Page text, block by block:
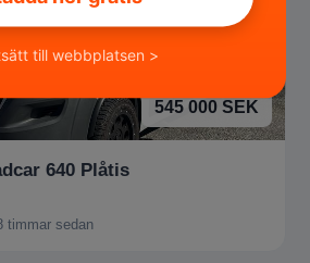
545 000 SEK
640 Plåtis
timmar sedan
till webbplatsen >